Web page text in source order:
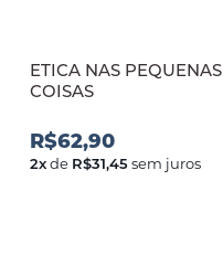
ETICA NAS PEQUENAS
COISAS
R$62,90
2xde R$31,45sem juros